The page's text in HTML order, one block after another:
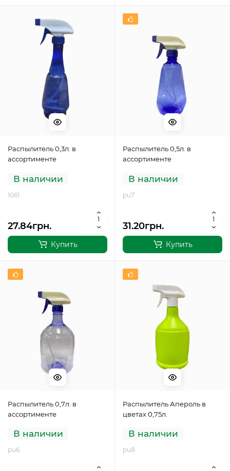
Распылитель 0,3л. в
ассортименте
В наличии
1061
27.84грн.
Купить
Распылитель 0,5л. в
ассортименте
В наличии
pu7
31.20грн.
Купить
Распылитель 0,7л. в
ассортименте
В наличии
pu6
Распылитель Апероль в
цветах 0,75л.
В наличии
pu8